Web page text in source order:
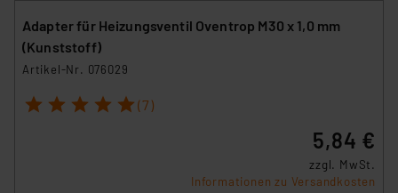
Adapter für Heizungsventil Oventrop M30 x 1,0 mm
(Kunststoff)
Artikel-Nr. 076029
1 2 3 4 5 (7)
5,84 €
zzgl. MwSt.
Informationen zu Versandkosten